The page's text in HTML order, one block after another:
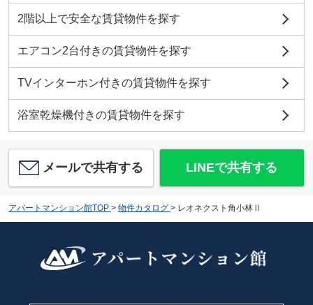
2階以上で安全な賃貸物件を探す
エアコン2台付きの賃貸物件を探す
TVインターホン付きの賃貸物件を探す
浴室乾燥機付きの賃貸物件を探す
メールで共有する LINEで共有する
アパートマンション館TOP > 物件カタログ > レオネクスト角小林Ⅱ